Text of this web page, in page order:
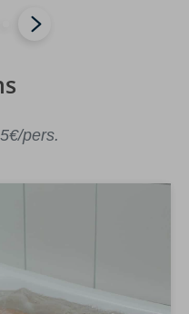
pers.